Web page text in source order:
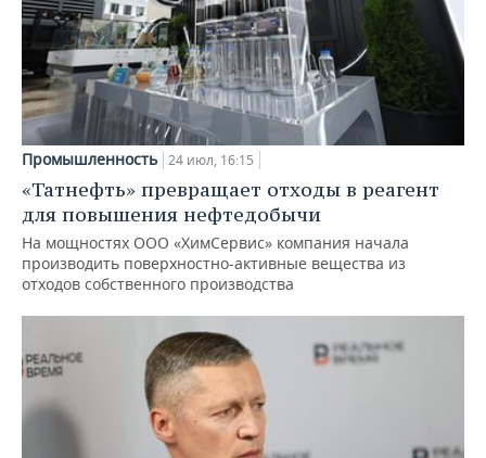
Промышленность 24 июл, 16:15
«Татнефть» превращает отходы в реагент
для повышения нефтедобычи
На мощностях ООО «ХимСервис» компания начала
производить поверхностно-активные вещества из
отходов собственного производства